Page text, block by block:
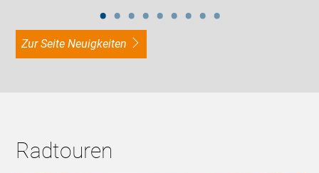
zur Seite Neuigkeiten
Radtouren